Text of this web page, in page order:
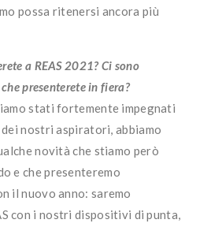
possa ritenersi ancora più
a REAS 2021? Ci sono
presenterete in fiera?
stati fortemente impegnati
nostri aspiratori, abbiamo
novità che stiamo però
e che presenteremo
il nuovo anno: saremo
con i nostri dispositivi di punta,